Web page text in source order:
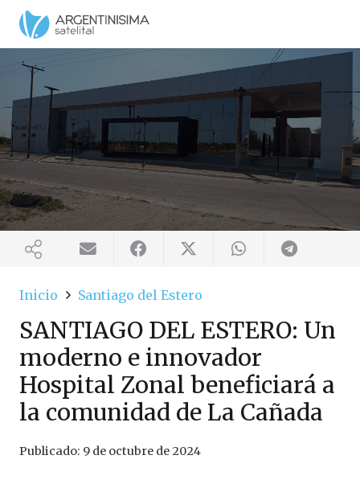
Inicio Santiago del Estero
SANTIAGO DEL ESTERO: Un
moderno e innovador
Hospital Zonal beneficiará a
la comunidad de La Cañada
Publicado: 9 de octubre de 2024